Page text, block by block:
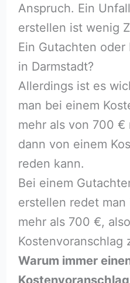
Anspruch. Ein
erstellen ist wenig
Ein Gutachten oder
in Darmstadt?
Allerdings ist es
man bei einem
mehr als von 700 €
dann von einem
reden kann.
Bei einem
erstellen redet man
mehr als 700 €,
Kostenvoranschlag
Warum immer